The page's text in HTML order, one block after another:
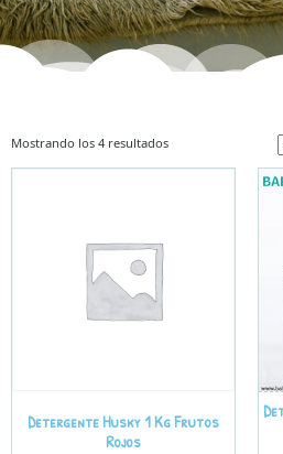
Mostrando los 4 resultados
Detergente Husky 1 Kg Frutos
Rojos